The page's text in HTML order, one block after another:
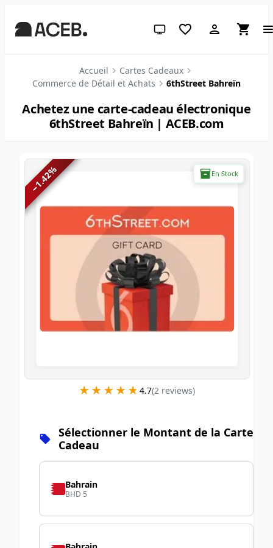
Thème système (cliquez pour
Accueil
Cartes Cadeaux
Commerce de Détail et Achats
6thStreet Bahreïn
Achetez une carte-cadeau électronique
6thStreet Bahreïn | ACEB.com
En Stock
−
1.42
%
★★★★★
★★★★★ 4.7(2reviews)
Sélectionner le Montant de la Carte
Cadeau
Bahrain
BHD 5